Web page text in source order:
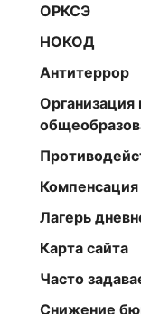
ОРКСЭ
НОКОД
Антитеррор
Организация
Лагерь
Карта сайта
Часто
Снижение